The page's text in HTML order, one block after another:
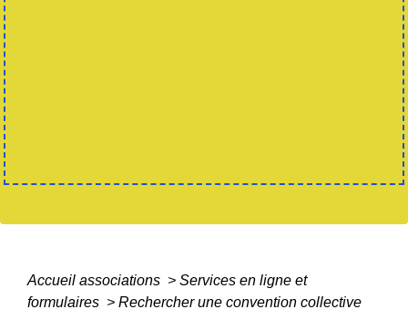
Accueil associations > Services en ligne et
formulaires > Rechercher une convention collective